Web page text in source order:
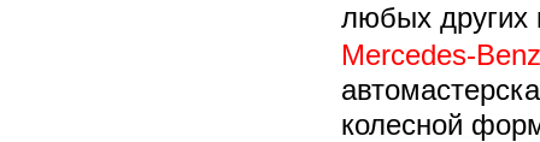
любых других
Mercedes-
колесной